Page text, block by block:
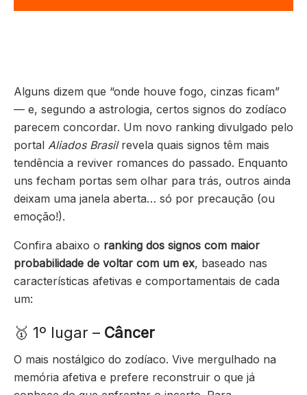
Alguns dizem que “onde houve fogo, cinzas ficam”
— e, segundo a astrologia, certos signos do zodíaco
parecem concordar. Um novo ranking divulgado pelo
portal Aliados Brasilrevela quais signos têm mais
tendência a reviver romances do passado. Enquanto
uns fecham portas sem olhar para trás, outros ainda
deixam uma janela aberta… só por precaução (ou
emoção!).
Confira abaixo o ranking dos signos com maior
probabilidade de voltar com um ex, baseado nas
características afetivas e comportamentais de cada
um:
🥇 1º lugar – Câncer
O mais nostálgico do zodíaco. Vive mergulhado na
memória afetiva e prefere reconstruir o que já